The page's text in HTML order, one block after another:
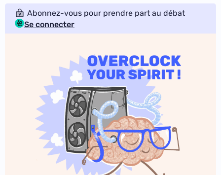
Abonnez-vous pour prendre part au débat
Se connecter